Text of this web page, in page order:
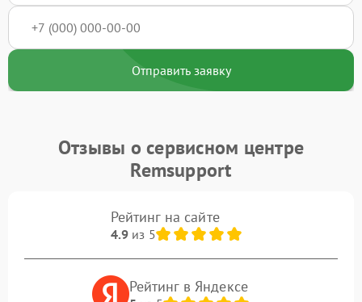
Отправить заявку
Отзывы о сервисном центре
Remsupport
Рейтинг на сайте
4.9из 5
Рейтинг в Яндексе